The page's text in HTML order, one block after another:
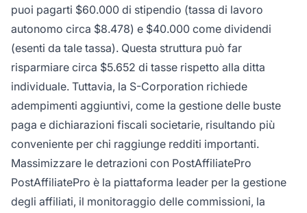
puoi pagarti $60.000 di stipendio (tassa di lavoro
autonomo circa $8.478) e $40.000 come dividendi
(esenti da tale tassa). Questa struttura può far
risparmiare circa $5.652 di tasse rispetto alla ditta
individuale. Tuttavia, la S-Corporation richiede
adempimenti aggiuntivi, come la gestione delle buste
paga e dichiarazioni fiscali societarie, risultando più
conveniente per chi raggiunge redditi importanti.
Massimizzare le detrazioni con PostAffiliatePro
PostAffiliatePro è la piattaforma leader per la gestione
degli affiliati, il monitoraggio delle commissioni, la